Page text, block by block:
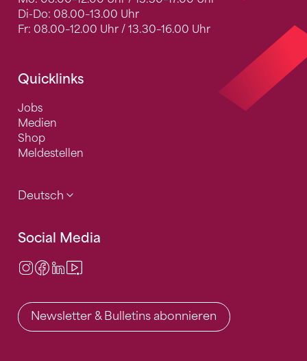
Di-Do: 08.00–13.00 Uhr
Fr: 08.00–12.00 Uhr / 13.30–16.00 Uhr
Quicklinks
Jobs
Medien
Shop
Meldestellen
Deutsch
Social Media
Instagram
Facebook
LinkedIn
Newsletter & Bulletins abonnieren